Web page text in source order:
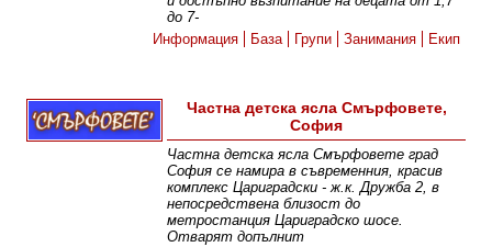
до 7-
Информация
База Групи Занимания Екип
Частна детска ясла Смърфовете,
София
Частна детска ясла Смърфовете град
София се намира в съвременния, красив
комплекс Цариградски - ж.к. Дружба 2, в
непосредствена близост до
метростанция Цариградско шосе.
Отварят допълнит